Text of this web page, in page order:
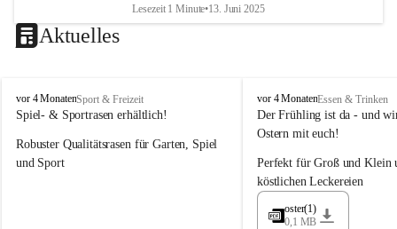
Lesezeit 1 Minute•13. Juni 2025
Aktuelles
M
a
e
r
vor 4 MonatenSport & Freizeit
Spiel- & Sportrasen erhältlich!
Robuster Qualitätsrasen für Garten, Spiel
und Sport
M
a
y
r
G
ü
vor 4 MonatenEssen & Trinken
Der Frühling ist da - und
Ostern mit euch!
Perfekt für Groß und Klein
köstlichen Leckereien
oster(1)
0,1 MB